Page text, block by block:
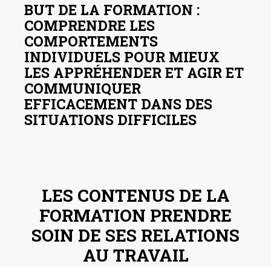
BUT DE LA FORMATION :
COMPRENDRE LES
COMPORTEMENTS
INDIVIDUELS POUR MIEUX
LES APPRÉHENDER ET AGIR ET
COMMUNIQUER
EFFICACEMENT DANS DES
SITUATIONS DIFFICILES
LES CONTENUS DE LA
FORMATION PRENDRE
SOIN DE SES RELATIONS
AU TRAVAIL